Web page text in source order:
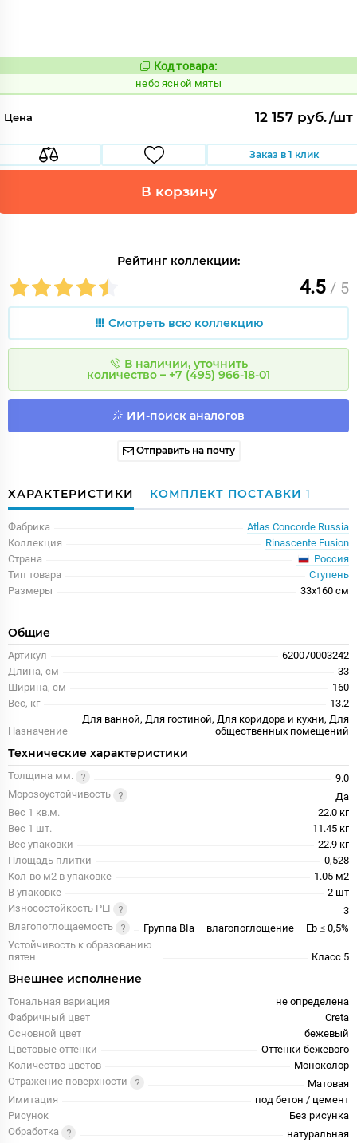
Код:
1124931
Код товара:
небо ясной мяты
Цена 12 157 руб./шт
Заказ в 1 клик
В корзину
Рейтинг коллекции:
4.5 / 5
Смотреть всю коллекцию
В наличии, уточнить
количество – +7 (495) 966-18-01
ИИ-поиск аналогов
Отправить на почту
ХАРАКТЕРИСТИКИ КОМПЛЕКТ ПОСТАВКИ 1
Фабрика
Atlas Concorde Russia
Коллекция
Rinascente Fusion
Страна
Россия
Тип товара
Ступень
Размеры
33x160 см
Общие
Артикул
620070003242
Длина, см
33
Ширина, см
160
Вес, кг
13.2
Назначение
Для ванной, Для гостиной, Для коридора и кухни, Для
общественных помещений
Технические характеристики
Толщина мм.
9.0
Морозоустойчивость
Да
Вес 1 кв.м.
22.0 кг
Вес 1 шт.
11.45 кг
Вес упаковки
22.9 кг
Площадь плитки
0,528
Кол-во м2 в упаковке
1.05 м2
В упаковке
2 шт
Износостойкость PEI
3
Влагопоглощаемость
Группа BIa – влагопоглощение – Eb ≤ 0,5%
Устойчивость к образованию
пятен
Класс 5
Внешнее исполнение
Тональная вариация
не определена
Фабричный цвет
Creta
Основной цвет
бежевый
Цветовые оттенки
Оттенки бежевого
Количество цветов
Моноколор
Отражение поверхности
Матовая
Имитация
под бетон / цемент
Рисунок
Без рисунка
Обработка
натуральная